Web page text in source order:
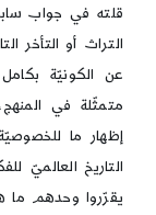
قلته في جواب
التراث أو التأخر
عن الكونيّة
متمثّلة في
إظهار ما
التاريخ العالميّ
يقرّروا وحدهم ما